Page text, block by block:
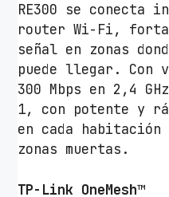
RE300 se conecta
router Wi-Fi,
señal en zonas
puede llegar. Con
300 Mbps en 2,4
1, con potente y
en cada
zonas muertas.
TP-Link OneMesh™